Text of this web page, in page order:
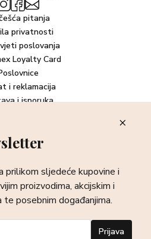
pitanja
privatnosti
poslovanja
Loyalty Card
i reklamacija
i isporuka
akcijskim i ekskluzivnim
Prijava
sljedeće kupovine i
proizvodima, akcijskim i
posebnim događanjima.
Prijava